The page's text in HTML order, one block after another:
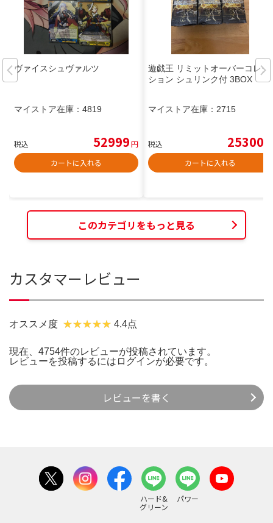
ヴァイスシュヴァルツ
マイストア在庫： 4819
税込 52999円
カートに入れる
遊戯王 リミットオーバーコレク
ション シュリンク付 3BOX
マイストア在庫： 2715
税込 25300
カートに入れる
このカテゴリをもっと見る
カスタマーレビュー
オススメ度 4.4点
現在、4754件のレビューが投稿されています。
レビューを投稿するには ログインが必要です。
レビューを書く
ハード&
グリーン
パワー